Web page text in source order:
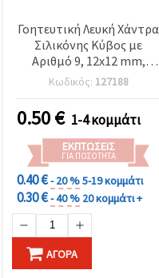
Γοητευτική Λευκή Χάντρα
Σιλικόνης Κύβος με
Αριθμό 9, 12x12 mm,
Τρύπα 2,5 mm – Ιδανική
για Προσωποποιημένα
Κοσμήματα & DIY
Κατασκευές
Κωδικός: 127188
0.50€ 1-4 κομμάτι
ΕΚΠΤΏΣΕΙΣ
ΓΙΑ ΠΟΣΌΤΗΤΑ
0.40 €- 20 %5-19 κομμάτι
0.30 €- 40 % 20 κομμάτι +
ΑΓΟΡΆ